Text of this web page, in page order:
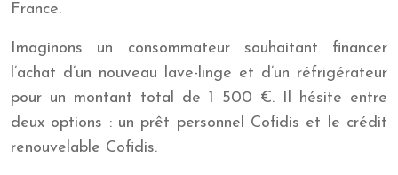
France.
Imaginons un consommateur souhaitant financer
l’achat d’un nouveau lave-linge et d’un réfrigérateur
pour un montant total de 1 500 €. Il hésite entre
deux options : un prêt personnel Cofidis et le crédit
renouvelable Cofidis.